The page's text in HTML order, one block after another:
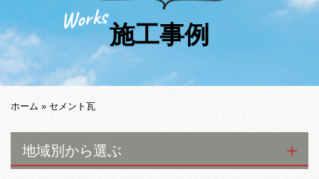
施工事例
ホーム » セメント瓦
地域別から選ぶ